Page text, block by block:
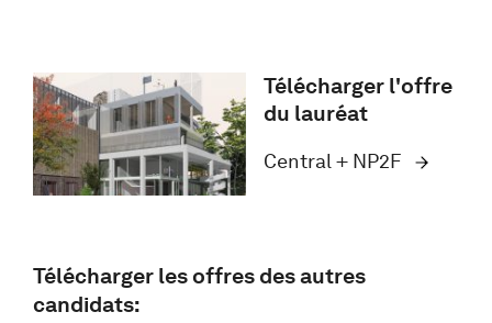
Télécharger l'offre
du lauréat
Central + NP2F
Télécharger les offres des autres
candidats: